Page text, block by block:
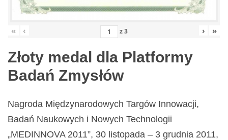
« ‹ z3 › »
Złoty medal dla Platformy
Badań Zmysłów
Nagroda Międzynarodowych Targów Innowacji,
Badań Naukowych i Nowych Technologii
„MEDINNOVA 2011”, 30 listopada – 3 grudnia 2011,